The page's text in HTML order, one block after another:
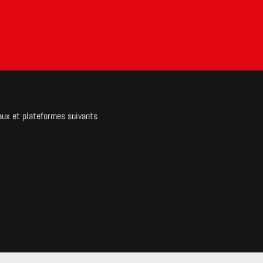
et plateformes suivants